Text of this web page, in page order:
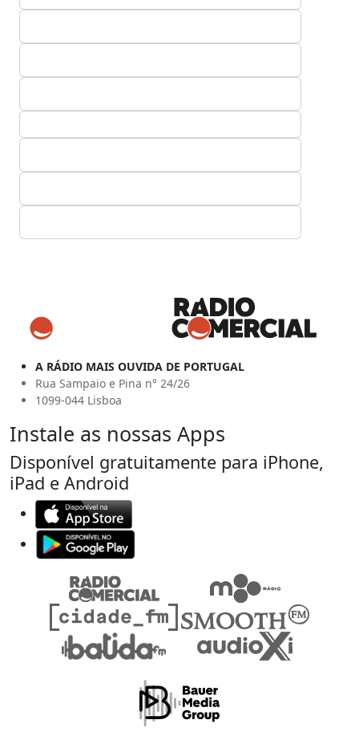
A RÁDIO MAIS OUVIDA DE PORTUGAL
Rua Sampaio e Pina n° 24/26
1099-044 Lisboa
Instale as nossas Apps
Disponível gratuitamente para iPhone,
iPad e Android